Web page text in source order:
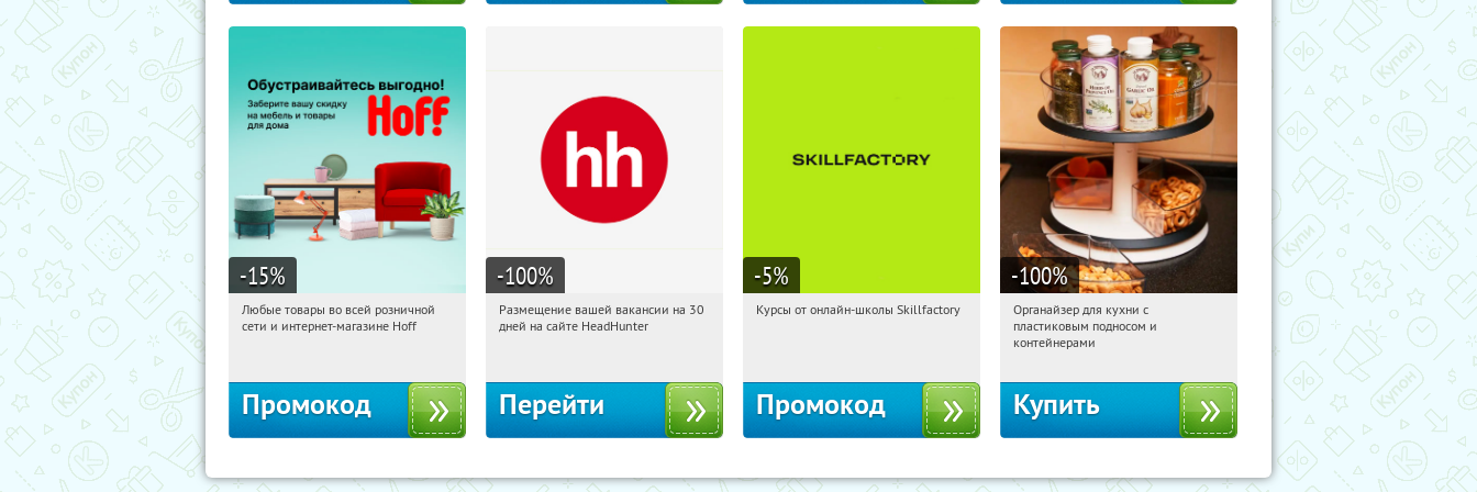
-15%
08:35:39 Получили:
Любые товары во всей розничной
сети и интернет-магазине Hoff
Промокод
-100%
08:35:39 Получили:
Размещение вашей вакансии на 30
дней на сайте HeadHunter
Перейти
-5%
08:35:39
Получи первым!
Курсы от онлайн-школы Skillfactory
Промокод
-100%
08:35:39 Получили:
Россия
Органайзер для кухни с
пластиковым подносом и
контейнерами
Купить